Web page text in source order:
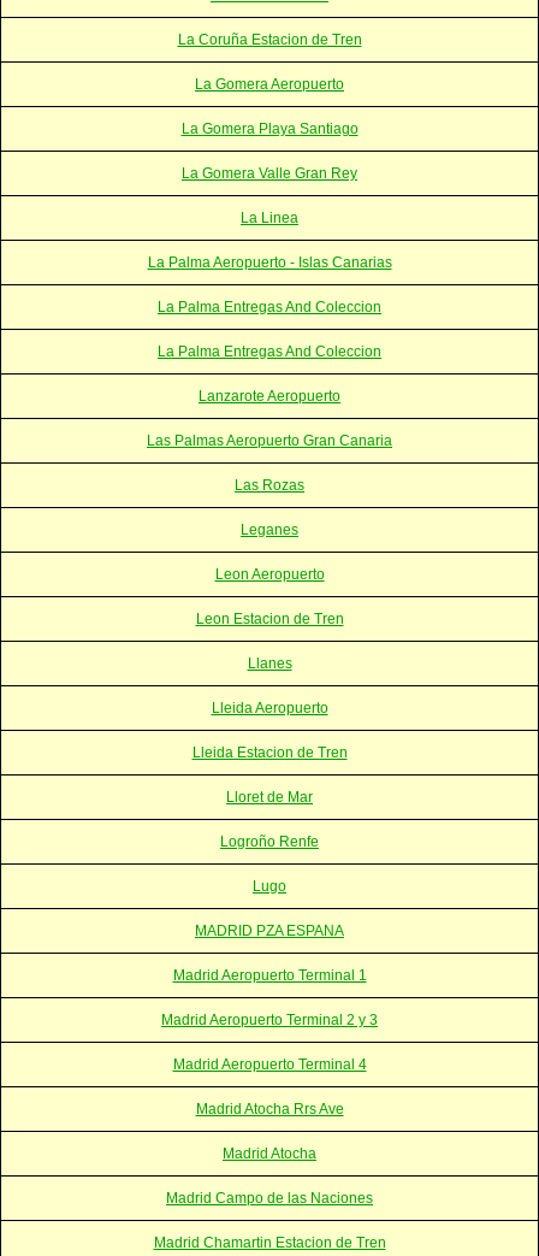
La Coruña Estacion de Tren
La Gomera Aeropuerto
La Gomera Playa Santiago
La Gomera Valle Gran Rey
La Linea
La Palma Aeropuerto - Islas Canarias
La Palma Entregas And Coleccion
La Palma Entregas And Coleccion
Lanzarote Aeropuerto
Las Palmas Aeropuerto Gran Canaria
Las Rozas
Leganes
Leon Aeropuerto
Leon Estacion de Tren
Llanes
Lleida Aeropuerto
Lleida Estacion de Tren
Lloret de Mar
Logroño Renfe
Lugo
MADRID PZA ESPANA
Madrid Aeropuerto Terminal 1
Madrid Aeropuerto Terminal 2 y 3
Madrid Aeropuerto Terminal 4
Madrid Atocha Rrs Ave
Madrid Atocha
Madrid Campo de las Naciones
Madrid Chamartin Estacion de Tren